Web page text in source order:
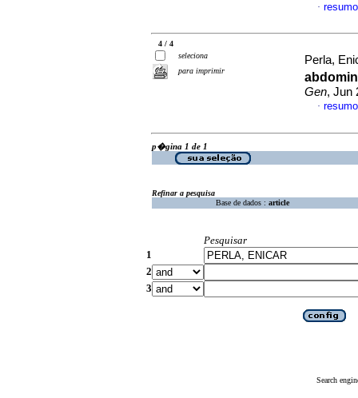
·
4 / 4
seleciona
para imprimir
Perla,
Gen, Jun
·
p�gina 1 de 1
Refinar a pesquisa
Base de dados : article
Pesquisar
1
2
3
Search